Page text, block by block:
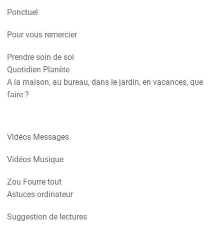
Ponctuel
Pour vous remercier
Prendre soin de soi
Quotidien Planète
A la maison, au bureau, dans le jardin, en vacances, que
faire ?
Vidéos Messages
Vidéos Musique
Zou Fourre tout
Astuces ordinateur
Suggestion de lectures